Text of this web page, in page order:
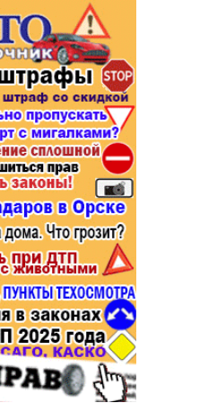
Телекоммуникации и связь
Торговля
Бизнес и финансы
Юристы, Экспертиза, Страхование
Ремонт
Социальные организации
Это интересно
Администрация